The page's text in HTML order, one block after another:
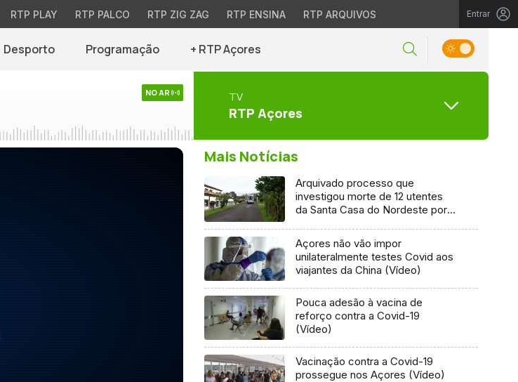
RTP PLAY RTP PALCO RTP ZIG ZAG RTP ENSINA RTP ARQUIVOS Entrar
Desporto Programação + RTP Açores
NO AR TV
RTP Açores
Mais Notícias
Arquivado processo que
investigou morte de 12 utentes
da Santa Casa do Nordeste por
Açores não vão impor
unilateralmente testes Covid aos
viajantes da China (Vídeo)
Pouca adesão à vacina de
reforço contra a Covid-19
(Vídeo)
Vacinação contra a Covid-19
prossegue nos Açores (Vídeo)